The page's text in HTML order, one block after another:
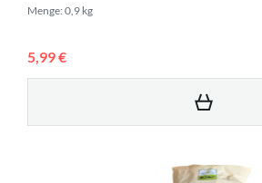
Menge: 0,9 kg
5,99 €